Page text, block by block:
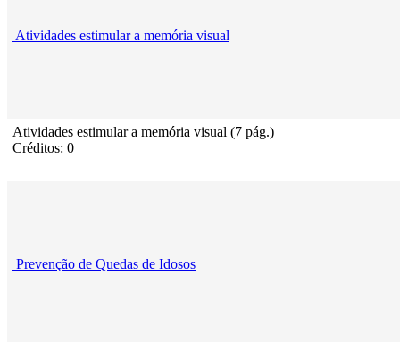
Atividades estimular a memória visual
Atividades estimular a memória visual (7 pág.)
Créditos: 0
Prevenção de Quedas de Idosos